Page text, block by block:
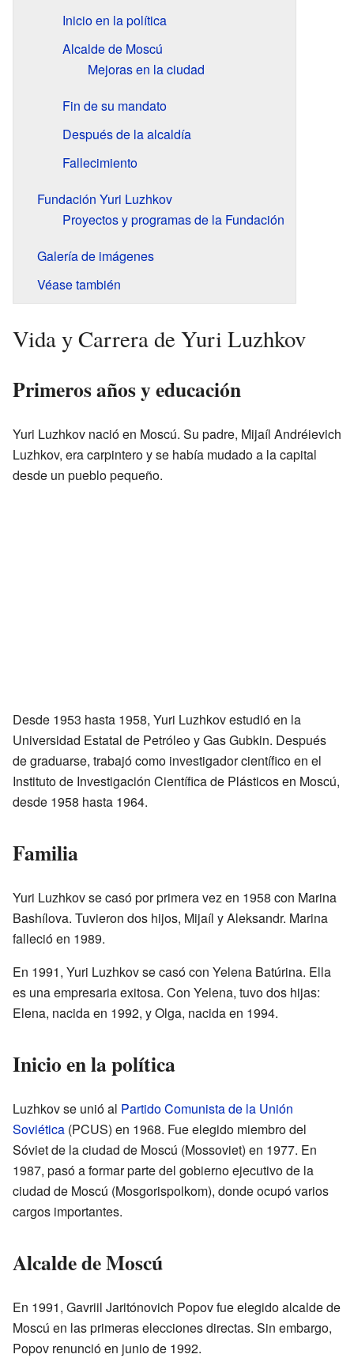
Inicio en la política
Alcalde de Moscú
Mejoras en la ciudad
Fin de su mandato
Después de la alcaldía
Fallecimiento
Fundación Yuri Luzhkov
Proyectos y programas de la Fundación
Galería de imágenes
Véase también
Vida y Carrera de Yuri Luzhkov
Primeros años y educación
Yuri Luzhkov nació en Moscú. Su padre, Mijaíl Andréievich
Luzhkov, era carpintero y se había mudado a la capital
desde un pueblo pequeño.
Desde 1953 hasta 1958, Yuri Luzhkov estudió en la
Universidad Estatal de Petróleo y Gas Gubkin. Después
de graduarse, trabajó como investigador científico en el
Instituto de Investigación Científica de Plásticos en Moscú,
desde 1958 hasta 1964.
Familia
Yuri Luzhkov se casó por primera vez en 1958 con Marina
Bashílova. Tuvieron dos hijos, Mijaíl y Aleksandr. Marina
falleció en 1989.
En 1991, Yuri Luzhkov se casó con Yelena Batúrina. Ella
es una empresaria exitosa. Con Yelena, tuvo dos hijas:
Elena, nacida en 1992, y Olga, nacida en 1994.
Inicio en la política
Luzhkov se unió al Partido Comunista de la Unión
Soviética (PCUS) en 1968. Fue elegido miembro del
Sóviet de la ciudad de Moscú (Mossoviet) en 1977. En
1987, pasó a formar parte del gobierno ejecutivo de la
ciudad de Moscú (Mosgorispolkom), donde ocupó varios
cargos importantes.
Alcalde de Moscú
En 1991, Gavriil Jaritónovich Popov fue elegido alcalde de
Moscú en las primeras elecciones directas. Sin embargo,
Popov renunció en junio de 1992.